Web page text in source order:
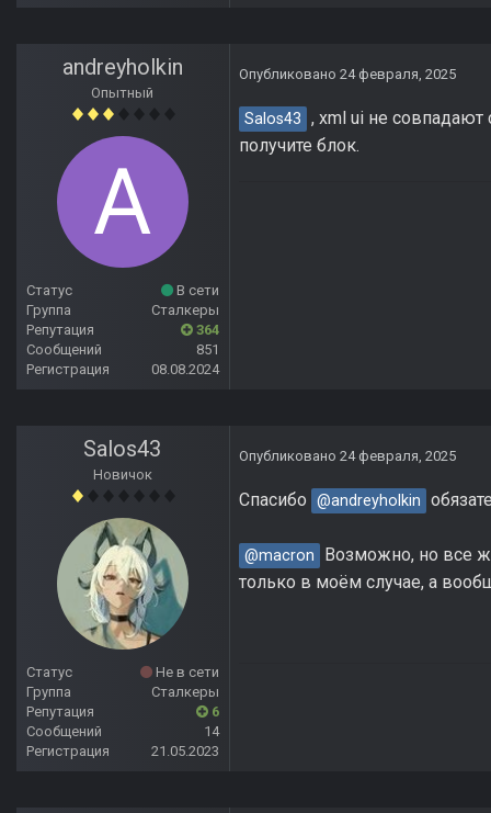
andreyholkin
Опытный
Статус
В сети
Группа
Сталкеры
Репутация
364
Сообщений
851
Регистрация
08.08.2024
Опубликовано 24 февраля, 2025
Salos43 , xml ui не
получите блок.
Salos43
Новичок
Статус
Не в сети
Группа
Сталкеры
Репутация
6
Сообщений
14
Регистрация
21.05.2023
Опубликовано 24 февраля, 2025
Спасибо @andreyholkin
@macron
Возможно, но все
только в моём случае, а